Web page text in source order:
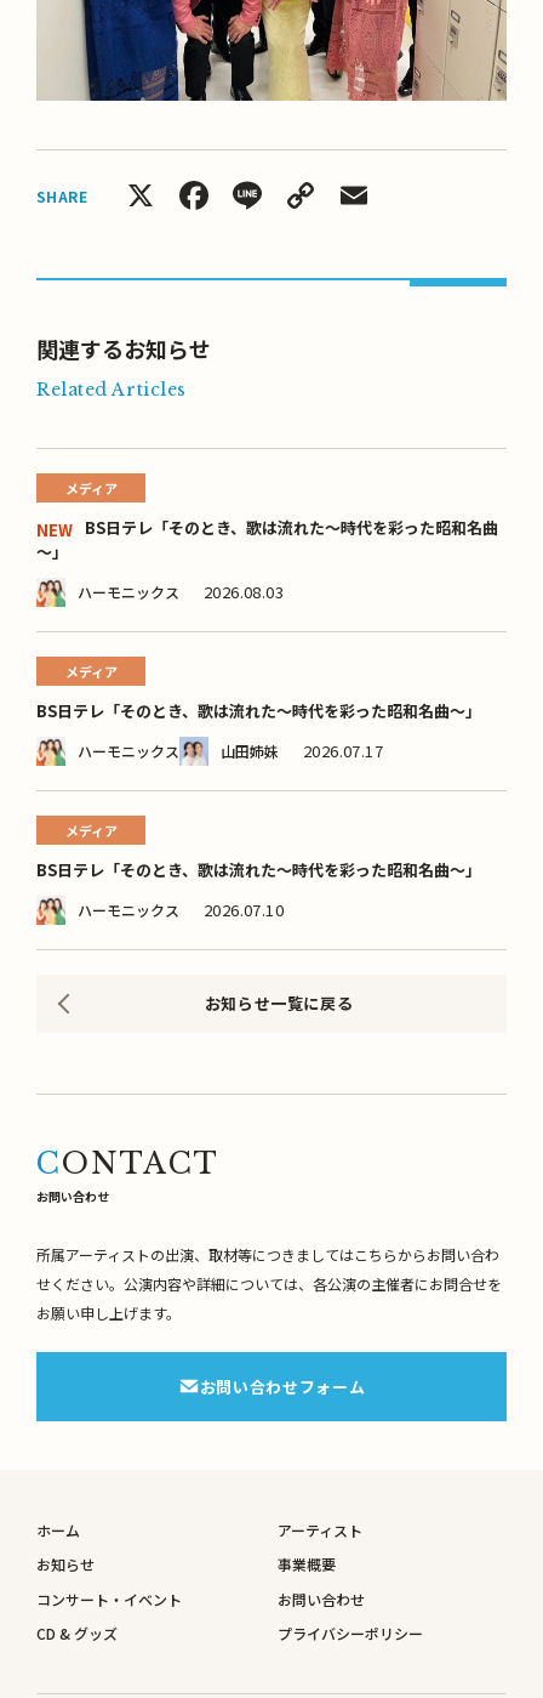
SHARE X Facebook
LineCopy
関連するお知らせ
Related Articles
メディア
NEW BS日テレ「そのとき、歌は流れた～時代を彩った昭和名曲
～」
ハーモニックス 2026.08.03
メディア
BS日テレ「そのとき、歌は流れた～時代を彩った昭和名曲～」
ハーモニックス 山田姉妹 2026.07.17
メディア
BS日テレ「そのとき、歌は流れた～時代を彩った昭和名曲～」
ハーモニックス 2026.07.10
お知らせ一覧に戻る
CONTACT
お問い合わせ
所属アーティストの出演、取材等につきましてはこちらからお問い合わ
せください。 公演内容や詳細については、各公演の主催者にお問合せを
お願い申し上げます。
お問い合わせフォーム
ホーム
お知らせ
コンサート・イベント
CD & グッズ
アーティスト
事業概要
お問い合わせ
プライバシーポリシー